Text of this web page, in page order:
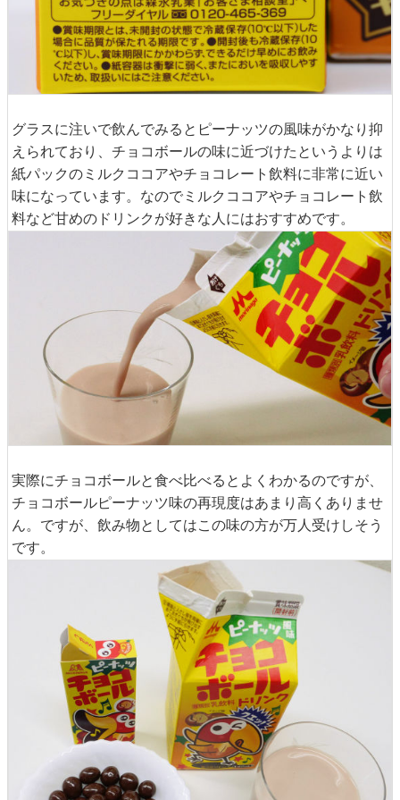
グラスに注いで飲んでみるとピーナッツの風味がかなり抑
えられており、チョコボールの味に近づけたというよりは
紙パックのミルクココアやチョコレート飲料に非常に近い
味になっています。なのでミルクココアやチョコレート飲
料など甘めのドリンクが好きな人にはおすすめです。
実際にチョコボールと食べ比べるとよくわかるのですが、
チョコボールピーナッツ味の再現度はあまり高くありませ
ん。ですが、飲み物としてはこの味の方が万人受けしそう
です。